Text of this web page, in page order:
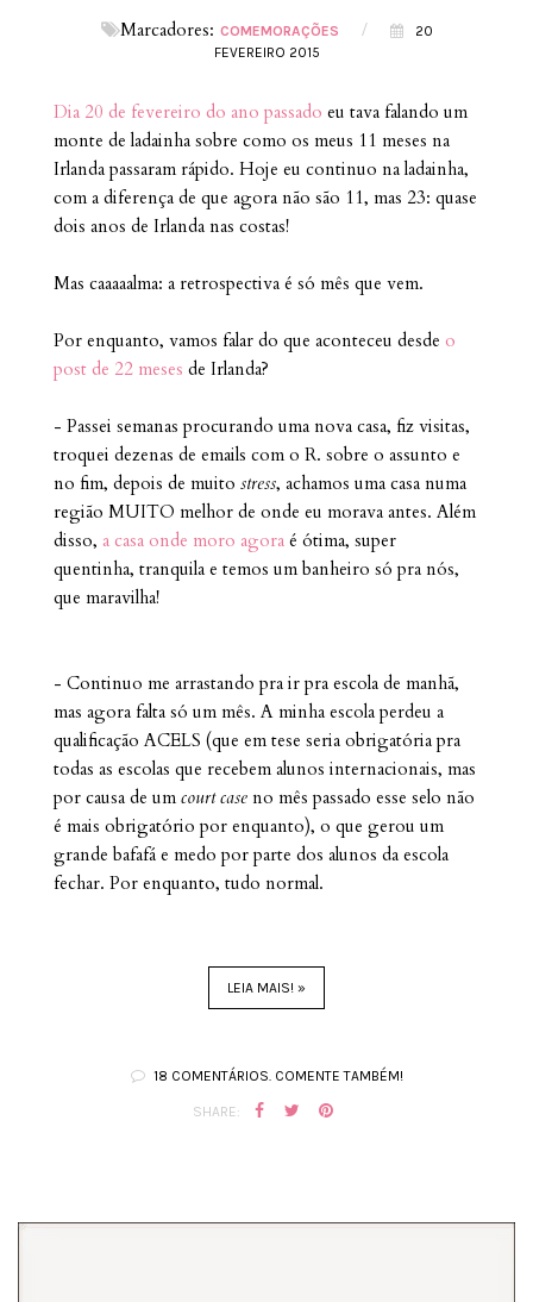
Marcadores: COMEMORAÇÕES /
20
FEVEREIRO 2015
Dia 20 de fevereiro do ano passado eu tava falando um
monte de ladainha sobre como os meus 11 meses na
Irlanda passaram rápido. Hoje eu continuo na ladainha,
com a diferença de que agora não são 11, mas 23: quase
dois anos de Irlanda nas costas!
Mas caaaaalma: a retrospectiva é só mês que vem.
Por enquanto, vamos falar do que aconteceu desde o
post de 22 meses de Irlanda?
- Passei semanas procurando uma nova casa, fiz visitas,
troquei dezenas de emails com o R. sobre o assunto e
no fim, depois de muito stress, achamos uma casa numa
região MUITO melhor de onde eu morava antes. Além
disso, a casa onde moro agora é ótima, super
quentinha, tranquila e temos um banheiro só pra nós,
que maravilha!
- Continuo me arrastando pra ir pra escola de manhã,
mas agora falta só um mês. A minha escola perdeu a
qualificação ACELS (que em tese seria obrigatória pra
todas as escolas que recebem alunos internacionais, mas
por causa de um court case no mês passado esse selo não
é mais obrigatório por enquanto), o que gerou um
grande bafafá e medo por parte dos alunos da escola
fechar. Por enquanto, tudo normal.
LEIA MAIS! »
18 COMENTÁRIOS. COMENTE TAMBÉM!
SHARE: